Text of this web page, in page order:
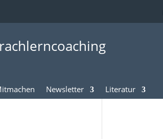
Newsletter Literatur